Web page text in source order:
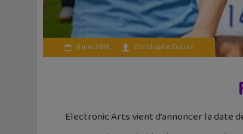
6 juin 2016 Christophe Coquis
Electronic Arts vient d’annoncer la date